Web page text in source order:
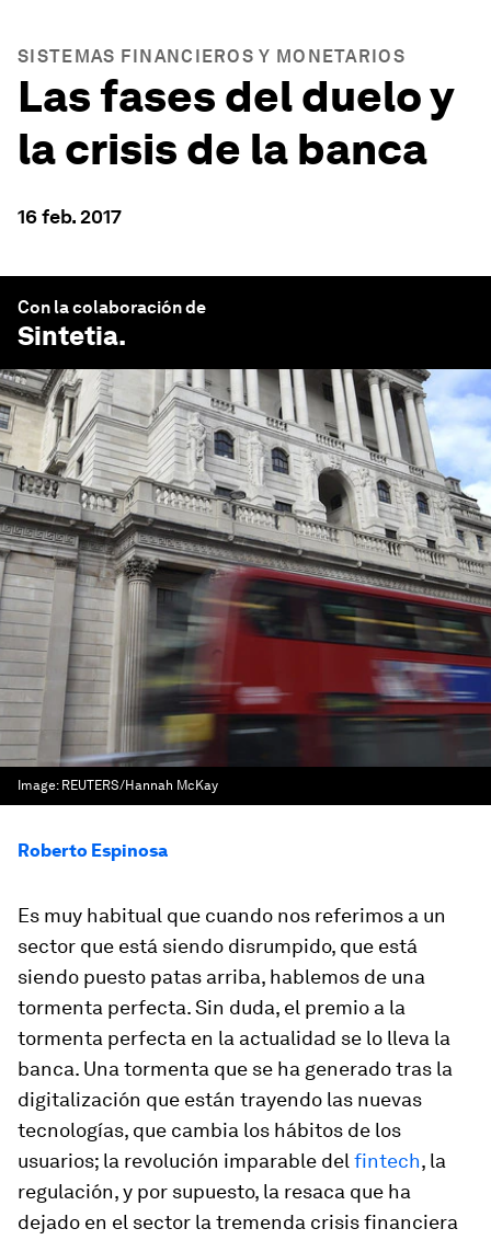
SISTEMAS FINANCIEROS Y MONETARIOS
Las fases del duelo y
la crisis de la banca
16 feb. 2017
Con la colaboración de
Sintetia.
Image: REUTERS/Hannah McKay
Roberto Espinosa
Es muy habitual que cuando nos referimos a un
sector que está siendo disrumpido, que está
siendo puesto patas arriba, hablemos de una
tormenta perfecta. Sin duda, el premio a la
tormenta perfecta en la actualidad se lo lleva la
banca. Una tormenta que se ha generado tras la
digitalización que están trayendo las nuevas
tecnologías, que cambia los hábitos de los
usuarios; la revolución imparable del fintech, la
regulación, y por supuesto, la resaca que ha
dejado en el sector la tremenda crisis financiera